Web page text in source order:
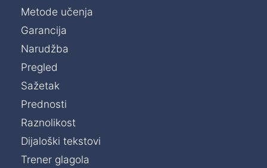
Metode učenja
Garancija
Narudžba
Pregled
Sažetak
Prednosti
Raznolikost
Dijaloški tekstovi
Trener glagola